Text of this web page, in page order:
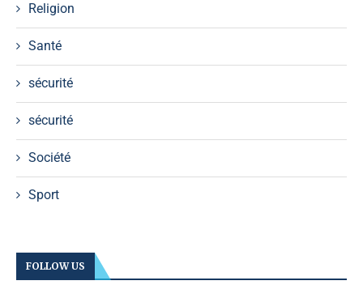
Religion
Santé
sécurité
sécurité
Société
Sport
FOLLOW US